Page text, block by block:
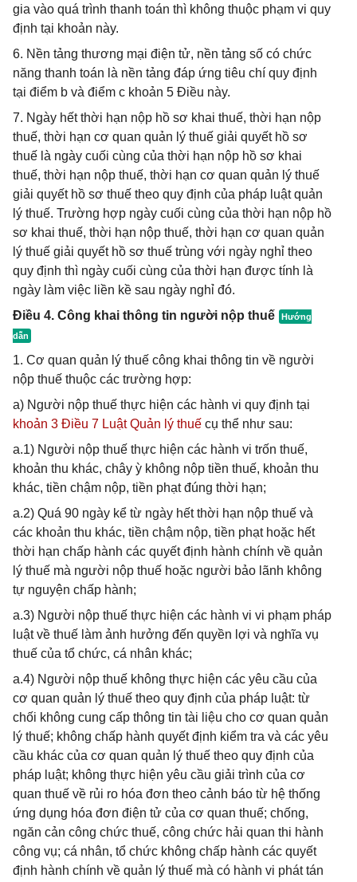
gia vào quá trình thanh toán thì không thuộc phạm vi quy
định tại khoản này.
6. Nền tảng thương mại điện tử, nền tảng số có chức
năng thanh toán là nền tảng đáp ứng tiêu chí quy định
tại điểm b và điểm c khoản 5 Điều này.
7. Ngày hết thời hạn nộp hồ sơ khai thuế, thời hạn nộp
thuế, thời hạn cơ quan quản lý thuế giải quyết hồ sơ
thuế là ngày cuối cùng của thời hạn nộp hồ sơ khai
thuế, thời hạn nộp thuế, thời hạn cơ quan quản lý thuế
giải quyết hồ sơ thuế theo quy định của pháp luật quản
lý thuế. Trường hợp ngày cuối cùng của thời hạn nộp hồ
sơ khai thuế, thời hạn nộp thuế, thời hạn cơ quan quản
lý thuế giải quyết hồ sơ thuế trùng với ngày nghỉ theo
quy định thì ngày cuối cùng của thời hạn được tính là
ngày làm việc liền kề sau ngày nghỉ đó.
Điều 4. Công khai thông tin người nộp thuế
1. Cơ quan quản lý thuế công khai thông tin về người
nộp thuế thuộc các trường hợp:
a) Người nộp thuế thực hiện các hành vi quy định tại
khoản 3 Điều 7 Luật Quản lý thuế cụ thể như sau:
a.1) Người nộp thuế thực hiện các hành vi trốn thuế,
khoản thu khác, chây ỳ không nộp tiền thuế, khoản thu
khác, tiền chậm nộp, tiền phạt đúng thời hạn;
a.2) Quá 90 ngày kể từ ngày hết thời hạn nộp thuế và
các khoản thu khác, tiền chậm nộp, tiền phạt hoặc hết
thời hạn chấp hành các quyết định hành chính về quản
lý thuế mà người nộp thuế hoặc người bảo lãnh không
tự nguyện chấp hành;
a.3) Người nộp thuế thực hiện các hành vi vi phạm pháp
luật về thuế làm ảnh hưởng đến quyền lợi và nghĩa vụ
thuế của tổ chức, cá nhân khác;
a.4) Người nộp thuế không thực hiện các yêu cầu của
cơ quan quản lý thuế theo quy định của pháp luật: từ
chối không cung cấp thông tin tài liệu cho cơ quan quản
lý thuế; không chấp hành quyết định kiểm tra và các yêu
cầu khác của cơ quan quản lý thuế theo quy định của
pháp luật; không thực hiện yêu cầu giải trình của cơ
quan thuế về rủi ro hóa đơn theo cảnh báo từ hệ thống
ứng dụng hóa đơn điện tử của cơ quan thuế; chống,
ngăn cản công chức thuế, công chức hải quan thi hành
công vụ; cá nhân, tổ chức không chấp hành các quyết
định hành chính về quản lý thuế mà có hành vi phát tán